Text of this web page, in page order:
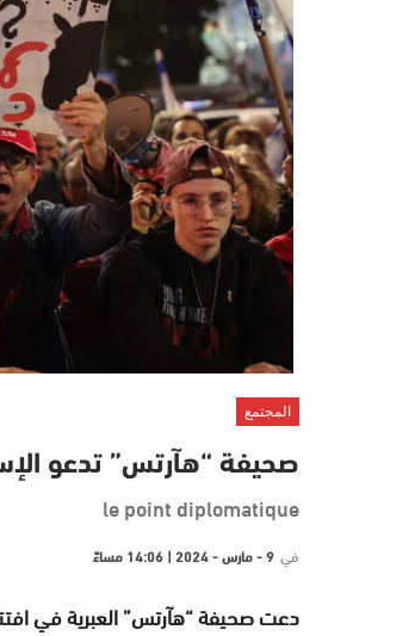
المجتمع
صحيفة “هآرتس” تدعو
le point diplomatique
في 9 - مارس - 2024 | 14:06 مساءً
دعت صحيفة “هآرتس” العبرية في